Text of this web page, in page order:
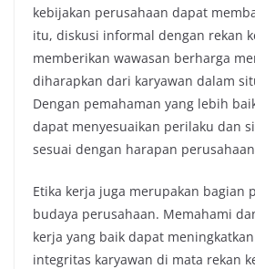
kebijakan perusahaan dapat
itu, diskusi informal dengan rekan
memberikan wawasan berharga
diharapkan dari karyawan dalam
Dengan pemahaman yang lebih
dapat menyesuaikan perilaku dan
sesuai dengan harapan
Etika kerja juga merupakan bagian
budaya perusahaan. Memahami
kerja yang baik dapat
integritas karyawan di mata rekan